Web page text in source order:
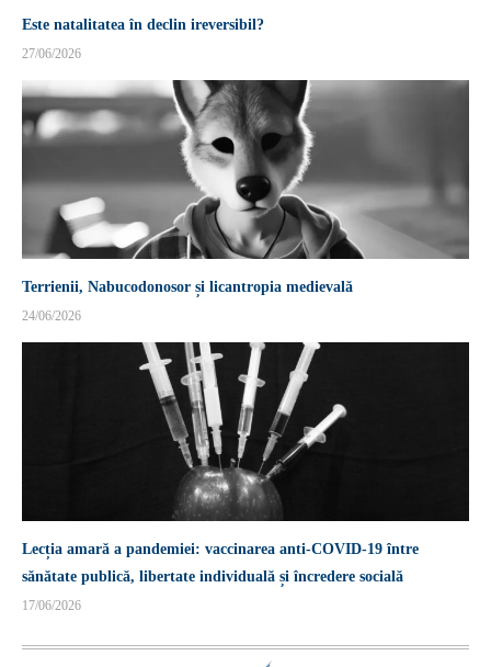
Este natalitatea în declin ireversibil?
27/06/2026
Terrienii, Nabucodonosor și licantropia medievală
24/06/2026
Lecția amară a pandemiei: vaccinarea anti-COVID-19 între
sănătate publică, libertate individuală și încredere socială
17/06/2026